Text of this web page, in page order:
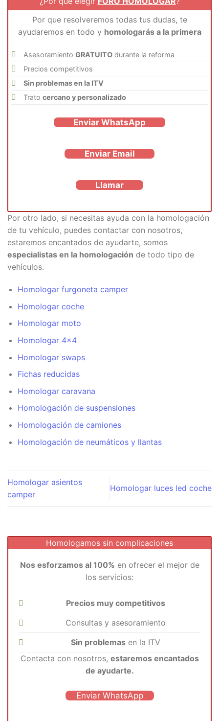
Por que resolveremos todas tus dudas, te
ayudaremos en todo y homologarás a la primera
AsesoramientoGRATUITO durante la reforma
Precios competitivos
Sin problemas en la ITV
Tratocercano y personalizado
Enviar WhatsApp
Enviar Email
Llamar
Por otro lado, si necesitas ayuda con la homologación
de tu vehículo, puedes contactar con nosotros,
estaremos encantados de ayudarte, somos
especialistas en la homologación de todo tipo de
vehículos.
Homologar furgoneta camper
Homologar coche
Homologar moto
Homologar 4×4
Homologar swaps
Fichas reducidas
Homologar caravana
Homologación de suspensiones
Homologación de camiones
Homologación de neumáticos y llantas
Homologar asientos
camper
Homologar luces led coche
Homologamos sin complicaciones
Nos esforzamos al 100% en ofrecer el mejor de
los servicios:
Precios muy competitivos
Consultas y asesoramiento
Sin problemas en la ITV
Contacta con nosotros, estaremos encantados
de ayudarte.
Enviar WhatsApp